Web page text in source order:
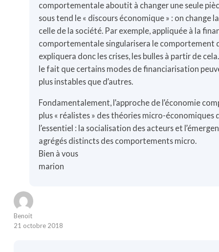
comportementale aboutit à changer une seule
sous tend le « discours économique » : on change
celle de la société. Par exemple, appliquée à la
comportementale singularisera le comportement
expliquera donc les crises, les bulles à partir de
le fait que certains modes de financiarisation
plus instables que d’autres.
Fondamentalement, l’approche de l’économie
plus « réalistes » des théories micro-économiques
l’essentiel : la socialisation des acteurs et
agrégés distincts des comportements micro.
Bien à vous
marion
Benoit
21 octobre 2018